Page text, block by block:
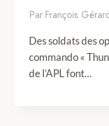
Par François
Des soldats des
commando «
de l’APL font…